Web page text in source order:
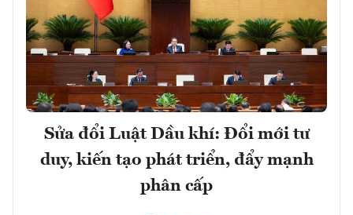
Sửa đổi Luật Dầu khí: Đổi mới tư
duy, kiến tạo phát triển, đẩy mạnh
phân cấp